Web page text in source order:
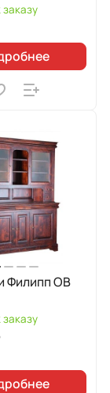
Филипп ОВ